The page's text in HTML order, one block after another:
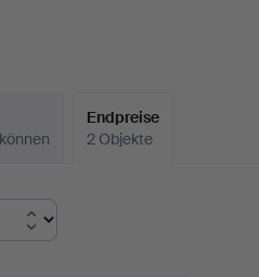
Endpreise
2 Objekte